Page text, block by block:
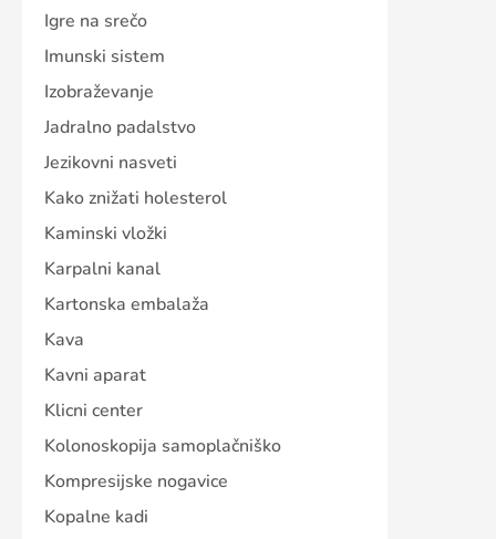
Igre na srečo
Imunski sistem
Izobraževanje
Jadralno padalstvo
Jezikovni nasveti
Kako znižati holesterol
Kaminski vložki
Karpalni kanal
Kartonska embalaža
Kava
Kavni aparat
Klicni center
Kolonoskopija samoplačniško
Kompresijske nogavice
Kopalne kadi